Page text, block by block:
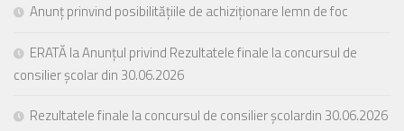
Anunț prinvind posibilitățiile de achiziționare lemn de foc
ERATĂ la Anunțul privind Rezultatele finale la concursul de
consilier școlar din 30.06.2026
Rezultatele finale la concursul de consilier școlardin 30.06.2026